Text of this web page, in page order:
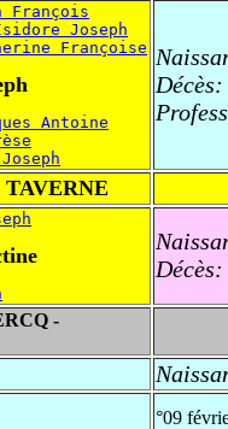
François
Isidore Joseph
Françoise
Antoine
Décès:
Décès:
-
°09